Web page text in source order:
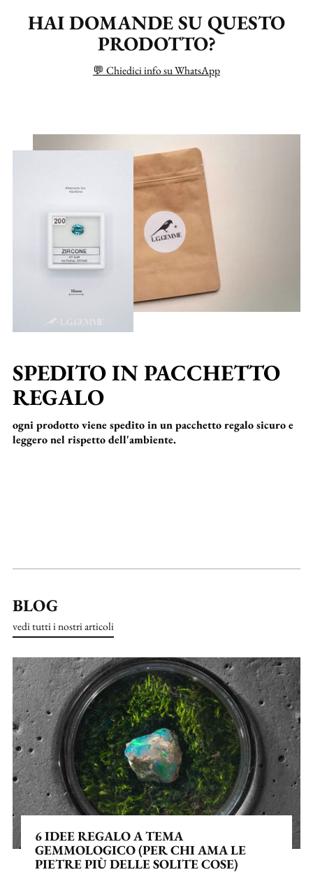
HAI DOMANDE SU QUESTO
PRODOTTO?
💬 Chiedici info su WhatsApp
SPEDITO IN PACCHETTO
REGALO
ogni prodotto viene spedito in un pacchetto regalo sicuro e
leggero nel rispetto dell'ambiente.
BLOG
vedi tutti i nostri articoli
6 IDEE REGALO A TEMA
GEMMOLOGICO (PER CHI AMA LE
PIETRE PIÙ DELLE SOLITE COSE)